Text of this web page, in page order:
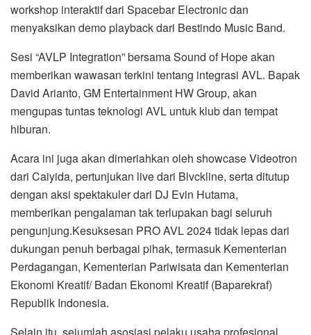
workshop interaktif dari Spacebar Electronic dan
menyaksikan demo playback dari Bestindo Music Band.
Sesi “AVLP Integration” bersama Sound of Hope akan
memberikan wawasan terkini tentang integrasi AVL. Bapak
David Arianto, GM Entertainment HW Group, akan
mengupas tuntas teknologi AVL untuk klub dan tempat
hiburan.
Acara ini juga akan dimeriahkan oleh showcase Videotron
dari Caiyida, pertunjukan live dari Blvckline, serta ditutup
dengan aksi spektakuler dari DJ Evin Hutama,
memberikan pengalaman tak terlupakan bagi seluruh
pengunjung.Kesuksesan PRO AVL 2024 tidak lepas dari
dukungan penuh berbagai pihak, termasuk Kementerian
Perdagangan, Kementerian Pariwisata dan Kementerian
Ekonomi Kreatif/ Badan Ekonomi Kreatif (Baparekraf)
Republik Indonesia.
Selain itu, sejumlah asosiasi pelaku usaha profesional